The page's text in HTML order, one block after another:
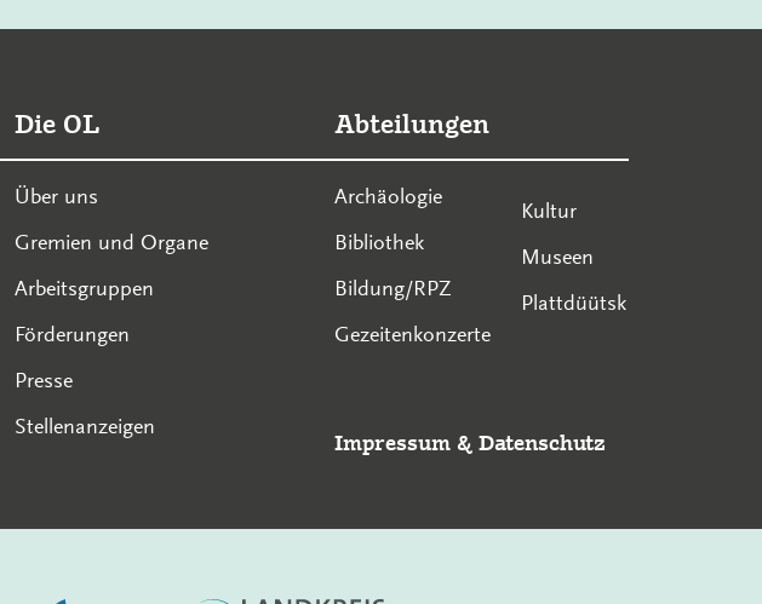
Die OL
Über uns
Gremien und Organe
Arbeitsgruppen
Förderungen
Presse
Stellenanzeigen
Abteilungen
Archäologie
Bibliothek
Bildung/RPZ
Gezeitenkonzerte
Kultur
Museen
Plattdüütsk
Impressum & Datenschutz